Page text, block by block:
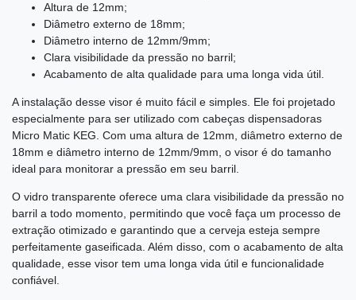
Altura de 12mm;
Diâmetro externo de 18mm;
Diâmetro interno de 12mm/9mm;
Clara visibilidade da pressão no barril;
Acabamento de alta qualidade para uma longa vida útil.
A instalação desse visor é muito fácil e simples. Ele foi projetado
especialmente para ser utilizado com cabeças dispensadoras
Micro Matic KEG. Com uma altura de 12mm, diâmetro externo de
18mm e diâmetro interno de 12mm/9mm, o visor é do tamanho
ideal para monitorar a pressão em seu barril.
O vidro transparente oferece uma clara visibilidade da pressão no
barril a todo momento, permitindo que você faça um processo de
extração otimizado e garantindo que a cerveja esteja sempre
perfeitamente gaseificada. Além disso, com o acabamento de alta
qualidade, esse visor tem uma longa vida útil e funcionalidade
confiável.